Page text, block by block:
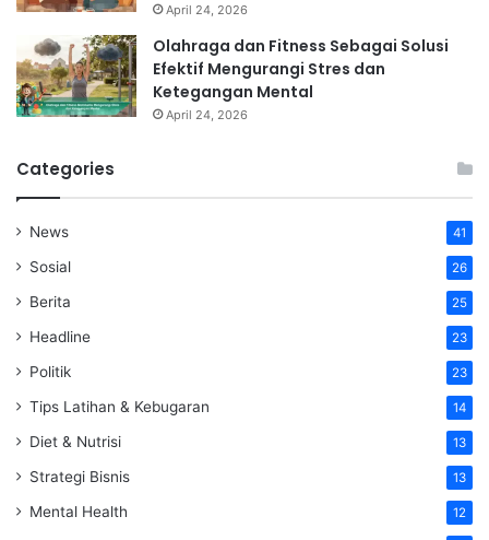
April 24, 2026
Olahraga dan Fitness Sebagai Solusi
Efektif Mengurangi Stres dan
Ketegangan Mental
April 24, 2026
Categories
News 41
Sosial 26
Berita 25
Headline 23
Politik 23
Tips Latihan & Kebugaran 14
Diet & Nutrisi 13
Strategi Bisnis 13
Mental Health 12